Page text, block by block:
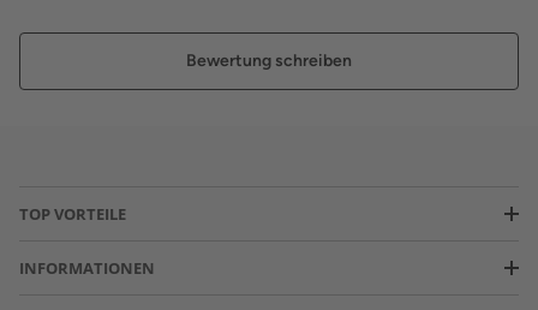
Bewertung schreiben
TOP VORTEILE
INFORMATIONEN